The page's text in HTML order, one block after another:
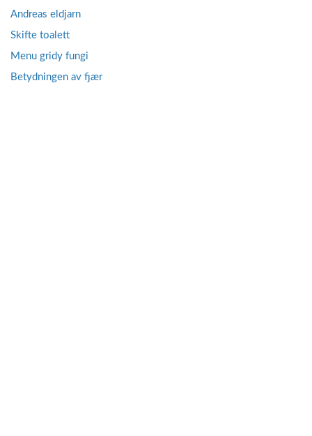
Andreas eldjarn
Skifte toalett
Menu gridy fungi
Betydningen av fjær